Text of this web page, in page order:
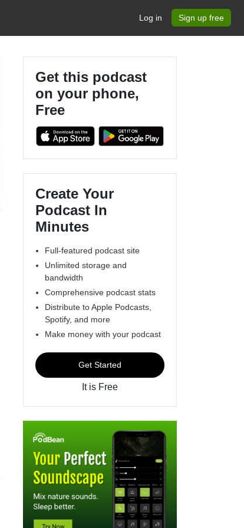
Log in Sign up free
Get this podcast
on your phone,
Free
Create Your
Podcast In
Minutes
Full-featured podcast site
Unlimited storage and
bandwidth
Comprehensive podcast stats
Distribute to Apple Podcasts,
Spotify, and more
Make money with your podcast
Get Started
It is Free